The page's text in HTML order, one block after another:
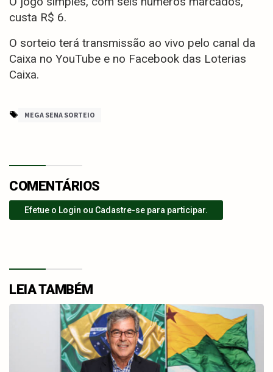
custa R$ 6.
O sorteio terá transmissão ao vivo pelo canal da
Caixa no YouTube e no Facebook das Loterias
Caixa.
MEGA SENA SORTEIO
COMENTÁRIOS
Efetue o Login ou Cadastre-se para participar.
LEIA TAMBÉM